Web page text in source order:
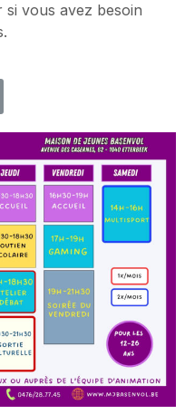
si vous avez besoin